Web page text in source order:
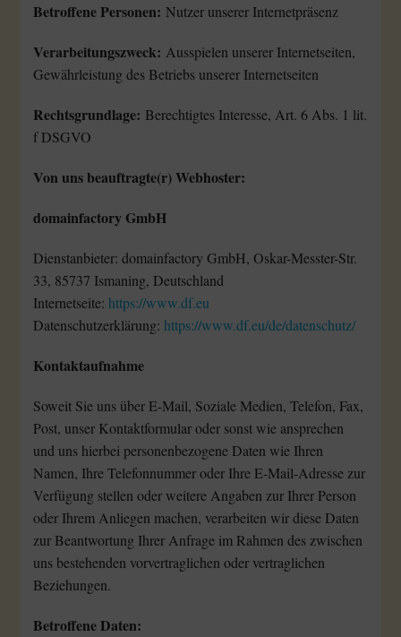
Betroffene Personen: Nutzer unserer Internetpräsenz
Verarbeitungszweck: Ausspielen unserer Internetseiten,
Gewährleistung des Betriebs unserer Internetseiten
Rechtsgrundlage: Berechtigtes Interesse, Art. 6 Abs. 1 lit.
f DSGVO
Von uns beauftragte(r) Webhoster:
domainfactory GmbH
Dienstanbieter: domainfactory GmbH, Oskar-Messter-Str.
33, 85737 Ismaning, Deutschland
Internetseite: https://www.df.eu
Datenschutzerklärung: https://www.df.eu/de/datenschutz/
Kontaktaufnahme
Soweit Sie uns über E-Mail, Soziale Medien, Telefon, Fax,
Post, unser Kontaktformular oder sonst wie ansprechen
und uns hierbei personenbezogene Daten wie Ihren
Namen, Ihre Telefonnummer oder Ihre E-Mail-Adresse zur
Verfügung stellen oder weitere Angaben zur Ihrer Person
oder Ihrem Anliegen machen, verarbeiten wir diese Daten
zur Beantwortung Ihrer Anfrage im Rahmen des zwischen
uns bestehenden vorvertraglichen oder vertraglichen
Beziehungen.
Betroffene Daten: